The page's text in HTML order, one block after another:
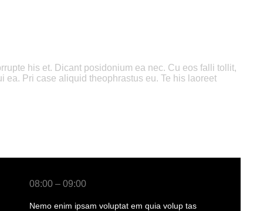
his et. Dicant posidonium ea nec. Cu eos falli tollit,
ea. Pri case aliquid theophrastus eu. Te his laoreet
08:00 – 09:00
Nemo enim ipsam voluptat em quia volup tas